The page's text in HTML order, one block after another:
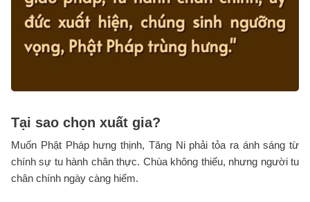
Tại sao chọn xuất gia?
Muốn Phật Pháp hưng thịnh, Tăng Ni phải tỏa ra ánh sáng từ
chính sự tu hành chân thực. Chùa không thiếu, nhưng người tu
chân chính ngày càng hiếm.